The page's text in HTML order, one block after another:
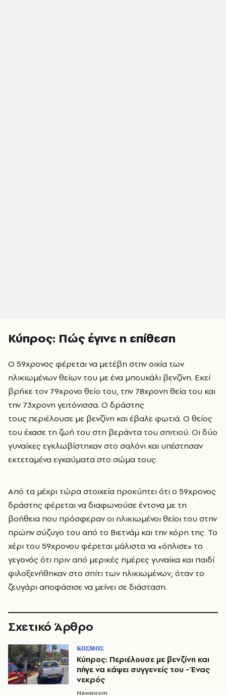
Κύπρος: Πώς έγινε η επίθεση
Ο 59χρονος φέρεται να μετέβη στην οικία των
ηλικιωμένων θείων του με ένα μπουκάλι βενζίνη. Εκεί
βρήκε τον 79χρονο θείο του, την 78χρονη θεία του και
την 73χρονη γειτόνισσα. Ο δράστης
τους περιέλουσε με βενζίνη και έβαλε φωτιά. Ο θείος
του έχασε τη ζωή του στη βεράντα του σπιτιού. Οι δύο
γυναίκες εγκλωβίστηκαν στο σαλόνι και υπέστησαν
εκτεταμένα εγκαύματα στο σώμα τους.
Από τα μέχρι τώρα στοιχεία προκύπτει ότι ο 59χρονος
δράστης φέρεται να διαφωνούσε έντονα με τη
βοήθεια που πρόσφεραν οι ηλικιωμένοι θείοι του στην
πρώην σύζυγο του από το Βιετνάμ και την κόρη της. Το
χέρι του 59χρονου φέρεται μάλιστα να «όπλισε» το
γεγονός ότι πριν από μερικές ημέρες γυναίκα και παιδί
φιλοξενήθηκαν στο σπίτι των ηλικιωμένων, όταν το
ζευγάρι αποφάσισε να μείνει σε διάσταση.
Σχετικό Άρθρο
ΚΟΣΜΟΣ
Κύπρος: Περιέλουσε με βενζίνη και
πήγε να κάψει συγγενείς του - Ένας
νεκρός
Newsroom